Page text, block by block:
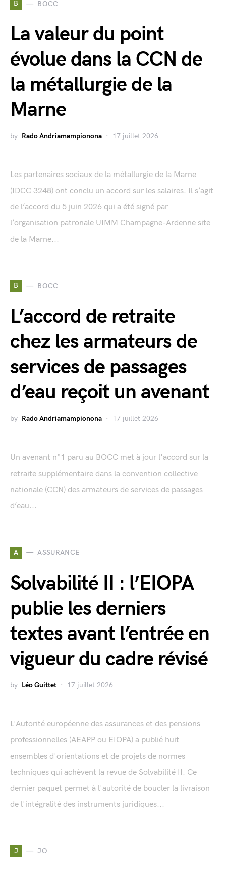
B BOCC
La valeur du point
évolue dans la CCN de
la métallurgie de la
Marne
by Rado Andriamampionona 17 juillet 2026
Les partenaires sociaux de la métallurgie de la Marne
(IDCC 3248) ont conclu un accord sur les salaires. Il s’agit
de l’accord du 5 juin 2026 qui a été signé par
l’organisation patronale UIMM Champagne-Ardenne site
de la Marne...
B BOCC
L’accord de retraite
chez les armateurs de
services de passages
d’eau reçoit un avenant
by Rado Andriamampionona 17 juillet 2026
Un avenant n°1 paru au BOCC met à jour l'accord sur la
retraite supplémentaire dans la convention collective
nationale (CCN) des armateurs de services de passages
d’eau...
A ASSURANCE
Solvabilité II : l’EIOPA
publie les derniers
textes avant l’entrée en
vigueur du cadre révisé
by Léo Guittet 17 juillet 2026
L'Autorité européenne des assurances et des pensions
professionnelles (AEAPP ou EIOPA) a publié huit
ensembles d'orientations et de projets de normes
techniques qui achèvent la revue de Solvabilité II. Ce
dernier paquet permet à l'autorité de boucler la livraison
de l'intégralité des instruments juridiques...
J JO